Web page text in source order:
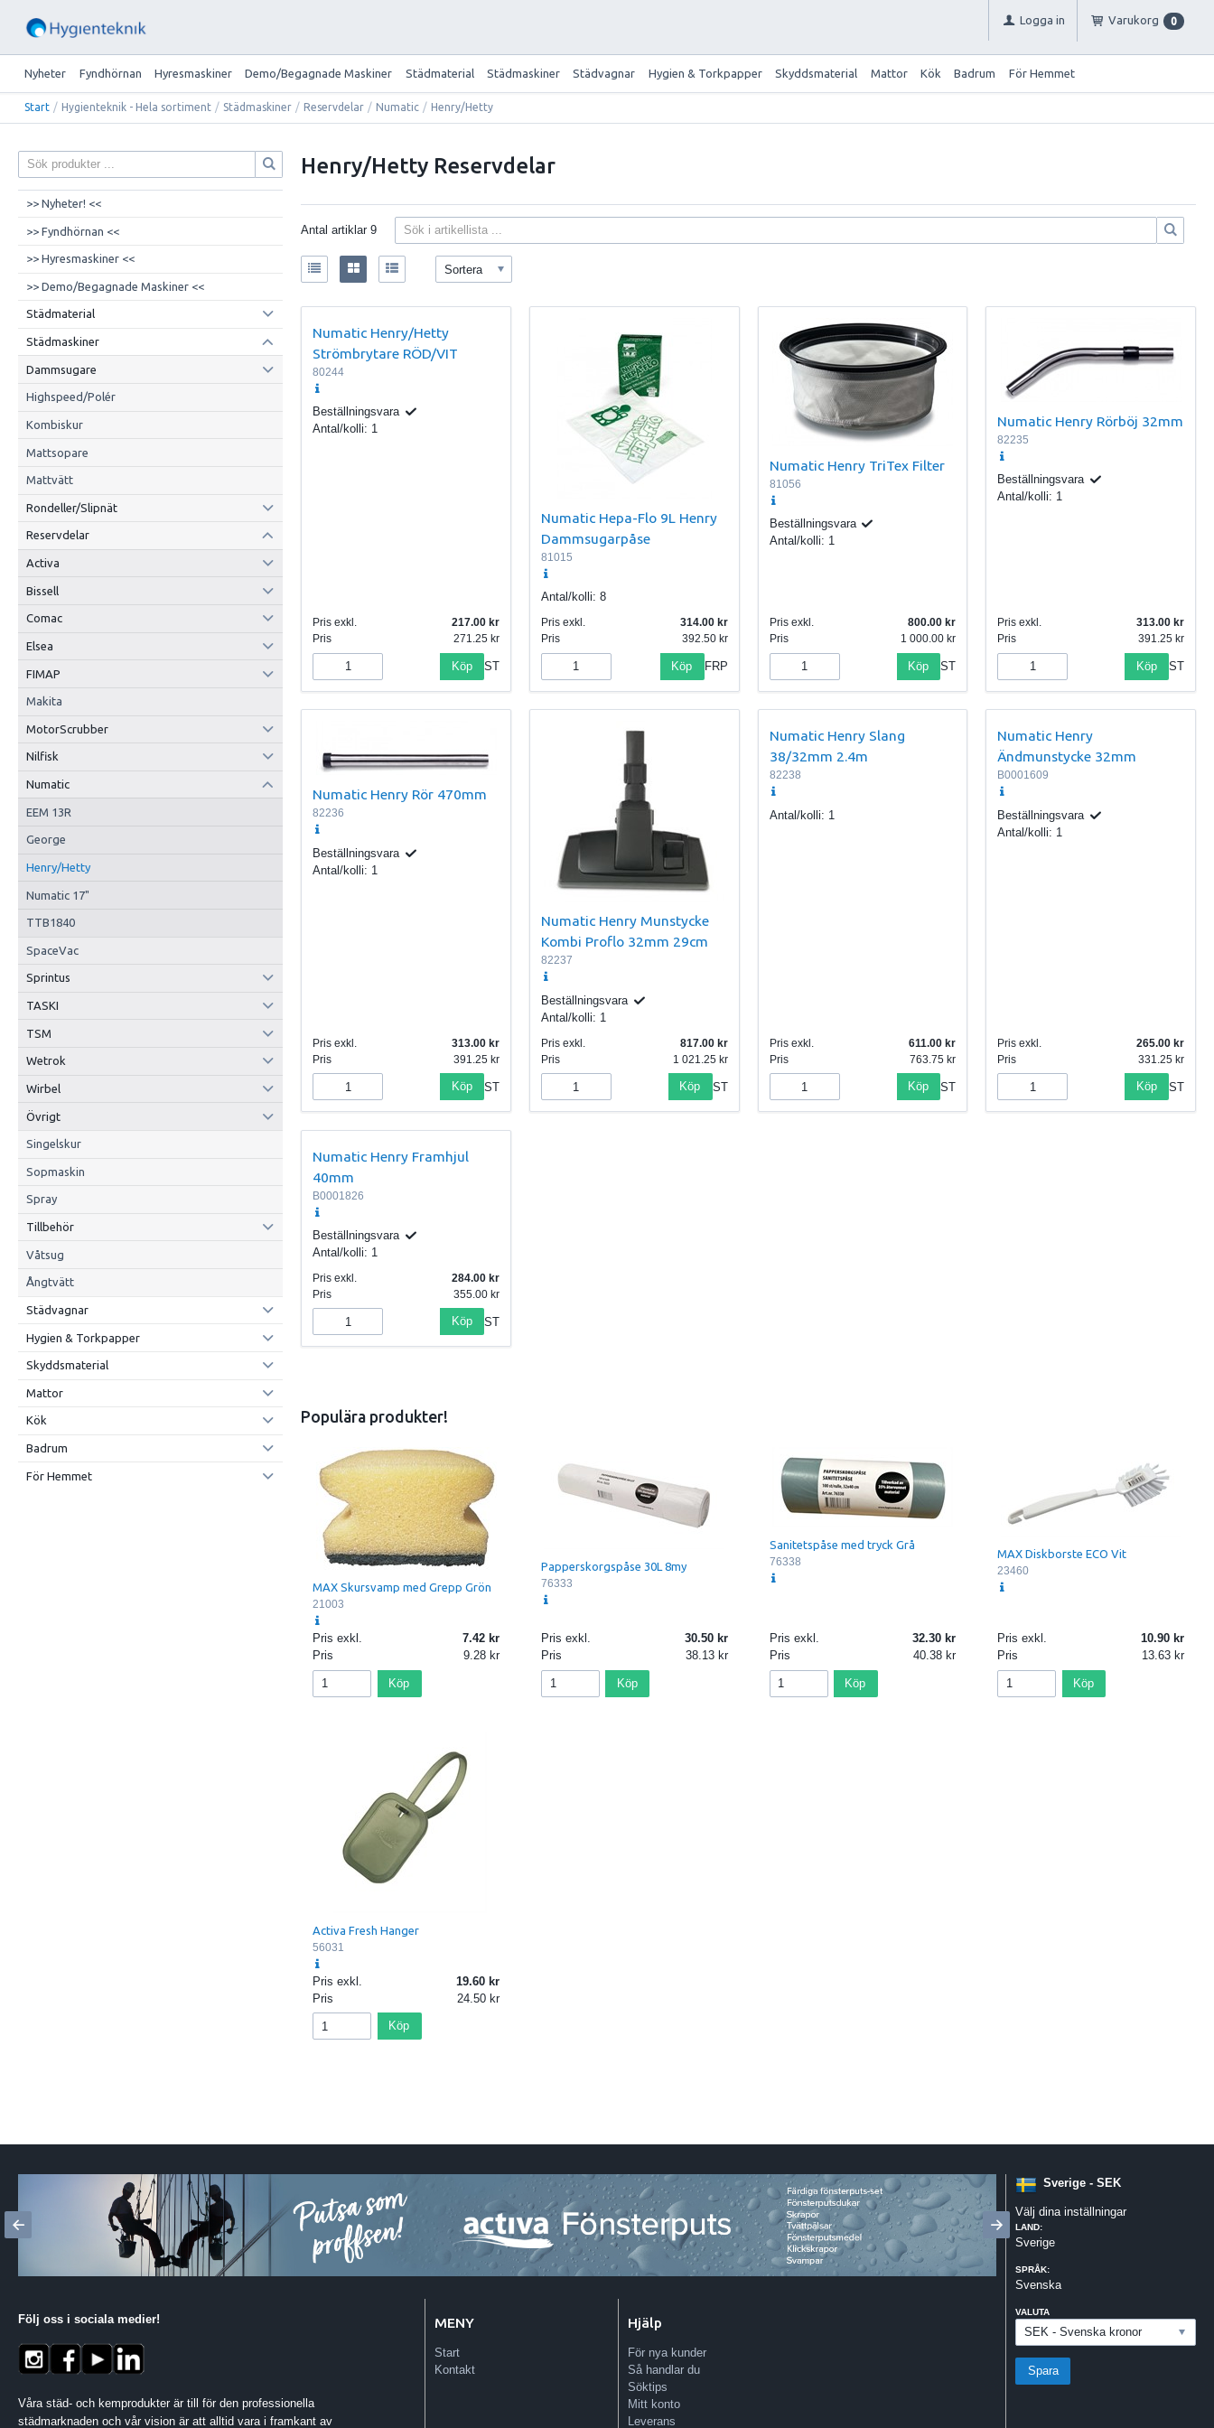
Logga in Varukorg 0
Nyheter Fyndhörnan Hyresmaskiner Demo/Begagnade Maskiner Städmaterial Städmaskiner Städvagnar Hygien & Torkpapper Skyddsmaterial Mattor Kök Badrum För Hemmet
Start / Hygienteknik - Hela sortiment / Städmaskiner / Reservdelar / Numatic / Henry/Hetty
>> Nyheter! <<
>> Fyndhörnan <<
>> Hyresmaskiner <<
>> Demo/Begagnade Maskiner <<
Städmaterial
Städmaskiner
Dammsugare
Highspeed/Polér
Kombiskur
Mattsopare
Mattvätt
Rondeller/Slipnät
Reservdelar
Activa
Bissell
Comac
Elsea
FIMAP
Makita
MotorScrubber
Nilfisk
Numatic
EEM 13R
George
Henry/Hetty
Numatic 17"
TTB1840
SpaceVac
Sprintus
TASKI
TSM
Wetrok
Wirbel
Övrigt
Singelskur
Sopmaskin
Spray
Tillbehör
Våtsug
Ångtvätt
Städvagnar
Hygien & Torkpapper
Skyddsmaterial
Mattor
Kök
Badrum
För Hemmet
Henry/Hetty Reservdelar
Antal artiklar9
Sortera
Numatic Henry/Hetty
Strömbrytare RÖD/VIT
80244
Beställningsvara
Antal/kolli: 1
Pris exkl.
217.00
Pris
271.25
Köp ST
Numatic Hepa-Flo 9L Henry
Dammsugarpåse
81015
Antal/kolli: 8
Pris exkl.
314.00
Pris
392.50
Köp FRP
Numatic Henry TriTex Filter
81056
Beställningsvara
Antal/kolli: 1
Pris exkl.
800.00
Pris
1 000.00
Köp ST
Numatic Henry Rörböj 32mm
82235
Beställningsvara
Antal/kolli: 1
Pris exkl.
313.00
Pris
391.25
Köp ST
Numatic Henry Rör 470mm
82236
Beställningsvara
Antal/kolli: 1
Pris exkl.
313.00
Pris
391.25
Köp ST
Numatic Henry Munstycke
Kombi Proflo 32mm 29cm
82237
Beställningsvara
Antal/kolli: 1
Pris exkl.
817.00
Pris
1 021.25
Köp ST
Numatic Henry Slang
38/32mm 2.4m
82238
Antal/kolli: 1
Pris exkl.
611.00
Pris
763.75
Köp ST
Numatic Henry
Ändmunstycke 32mm
B0001609
Beställningsvara
Antal/kolli: 1
Pris exkl.
265.00
Pris
331.25
Köp ST
Numatic Henry Framhjul
40mm
B0001826
Beställningsvara
Antal/kolli: 1
Pris exkl.
284.00
Pris
355.00
Köp ST
Populära produkter!
MAX Skursvamp med Grepp Grön
21003
Pris exkl.
7.42
Pris
9.28
Köp
Papperskorgspåse 30L 8my
76333
Pris exkl.
30.50
Pris
38.13
Köp
Sanitetspåse med tryck Grå
76338
Pris exkl.
32.30
Pris
40.38
Köp
MAX Diskborste ECO Vit
23460
Pris exkl.
10.90
Pris
13.63
Köp
Activa Fresh Hanger
56031
Pris exkl.
19.60
Pris
24.50
Köp
Följ oss i sociala medier!
Våra städ- och kemprodukter är till för den professionella
städmarknaden och vår vision är att alltid vara i framkant av
MENY
Start
Kontakt
Hjälp
För nya kunder
Så handlar du
Söktips
Mitt konto
Leverans
Sverige - SEK
Välj dina inställningar
LAND:
Sverige
SPRÅK:
Svenska
VALUTA